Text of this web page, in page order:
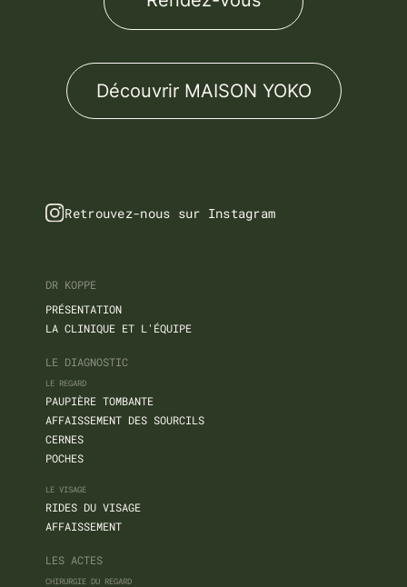
Découvrir MAISON YOKO
Retrouvez-nous sur Instagram
DR KOPPE
PRÉSENTATION
LA CLINIQUE ET L'ÉQUIPE
LE DIAGNOSTIC
LE REGARD
PAUPIÈRE TOMBANTE
AFFAISSEMENT DES SOURCILS
CERNES
POCHES
LE VISAGE
RIDES DU VISAGE
AFFAISSEMENT
LES ACTES
CHIRURGIE DU REGARD